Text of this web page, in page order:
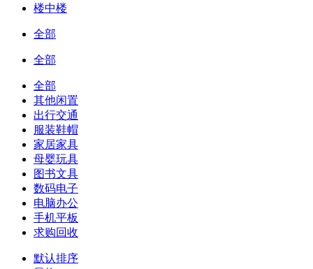
楼中楼
全部
全部
全部
其他闲置
出行交通
服装鞋帽
家居家具
母婴玩具
图书文具
数码电子
电脑办公
手机平板
求购回收
默认排序